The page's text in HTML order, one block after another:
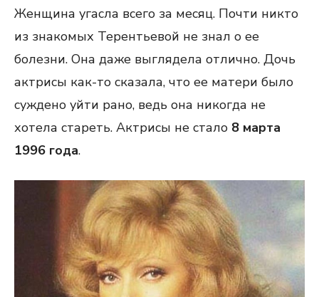
Женщина угасла всего за месяц. Почти никто
из знакомых Терентьевой не знал о ее
болезни. Она даже выглядела отлично. Дочь
актрисы как-то сказала, что ее матери было
суждено уйти рано, ведь она никогда не
хотела стареть. Актрисы не стало 8 марта
1996 года.